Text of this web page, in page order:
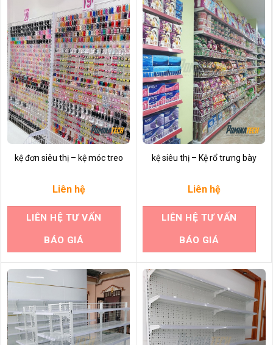
kệ đơn siêu thị – kệ móc treo
Liên hệ
LIÊN HỆ TƯ VẤN
BÁO GIÁ
kệ siêu thị – Kệ rổ trưng bày
Liên hệ
LIÊN HỆ TƯ VẤN
BÁO GIÁ